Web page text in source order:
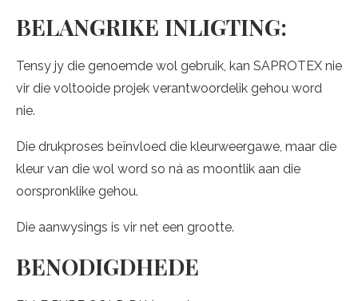
BELANGRIKE INLIGTING:
Tensy jy die genoemde wol gebruik, kan SAPROTEX nie
vir die voltooide projek verantwoordelik gehou word
nie.
Die drukproses beïnvloed die kleurweergawe, maar die
kleur van die wol word so ná as moontlik aan die
oorspronklike gehou.
Die aanwysings is vir net een grootte.
BENODIGDHEDE